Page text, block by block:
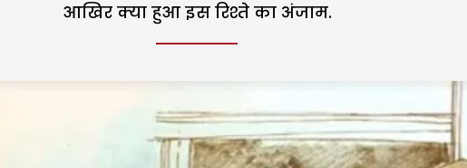
आखिर क्या हुआ इस रिश्ते का अंजाम.